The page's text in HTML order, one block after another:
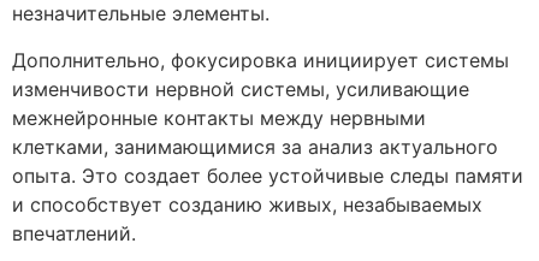
незначительные элементы.
Дополнительно, фокусировка инициирует системы
изменчивости нервной системы, усиливающие
межнейронные контакты между нервными
клетками, занимающимися за анализ актуального
опыта. Это создает более устойчивые следы памяти
и способствует созданию живых, незабываемых
впечатлений.